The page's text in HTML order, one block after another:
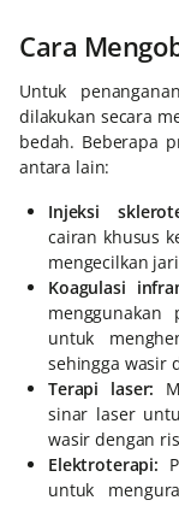
Cara
Untuk
dilakukan secara
bedah. Beberapa
antara lain:
Injeksi
cairan khusus
mengecilkan
Koagulasi
untuk
sehingga wasir
Terapi laser:
sinar laser
wasir dengan
Elektroterapi:
untuk